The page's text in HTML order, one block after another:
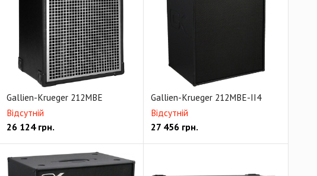
Gallien-Krueger 212MBE
Відсутній
26 124грн.
Gallien-Krueger 212MBE-II4
Відсутній
27 456 грн.